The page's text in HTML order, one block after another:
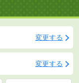
変更する
変更する